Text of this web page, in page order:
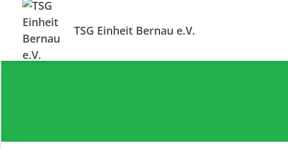
TSG Einheit Bernau e.V.